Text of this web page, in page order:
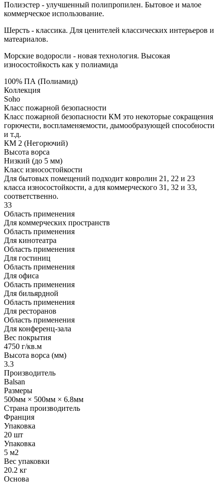
Полиэстер - улучшенный полипропилен. Бытовое и малое
коммерческое использование.
Шерсть - классика. Для ценителей классических интерьеров и
матеариалов.
Морские водоросли - новая технология. Высокая
износостойкость как у полиамида
100% ПА (Полиамид)
Коллекция
Soho
Класс пожарной безопасности
Класс пожарной безопасности КМ это некоторые сокращения
горючести, воспламеняемости, дымообразующей способности
и т.д.
КМ 2 (Негорючий)
Высота ворса
Низкий (до 5 мм)
Класс износостойкости
Для бытовых помещений подходит ковролин 21, 22 и 23
класса износостойкости, а для коммерческого 31, 32 и 33,
соответственно.
33
Область применения
Для коммерческих пространств
Область применения
Для кинотеатра
Область применения
Для гостиниц
Область применения
Для офиса
Область применения
Для бильярдной
Область применения
Для ресторанов
Область применения
Для конференц-зала
Вес покрытия
4750 г/кв.м
Высота ворса (мм)
3.3
Производитель
Balsan
Размеры
500мм × 500мм × 6.8мм
Страна производитель
Франция
Упаковка
20 шт
Упаковка
5 м2
Вес упаковки
20.2 кг
Основа